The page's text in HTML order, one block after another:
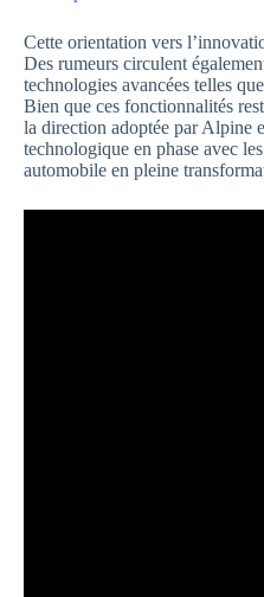
Cette orientation vers
Des rumeurs circulent
technologies avancées telles
Bien que ces fonctionnalités
la direction adoptée par Alpine
technologique en phase avec
automobile en pleine